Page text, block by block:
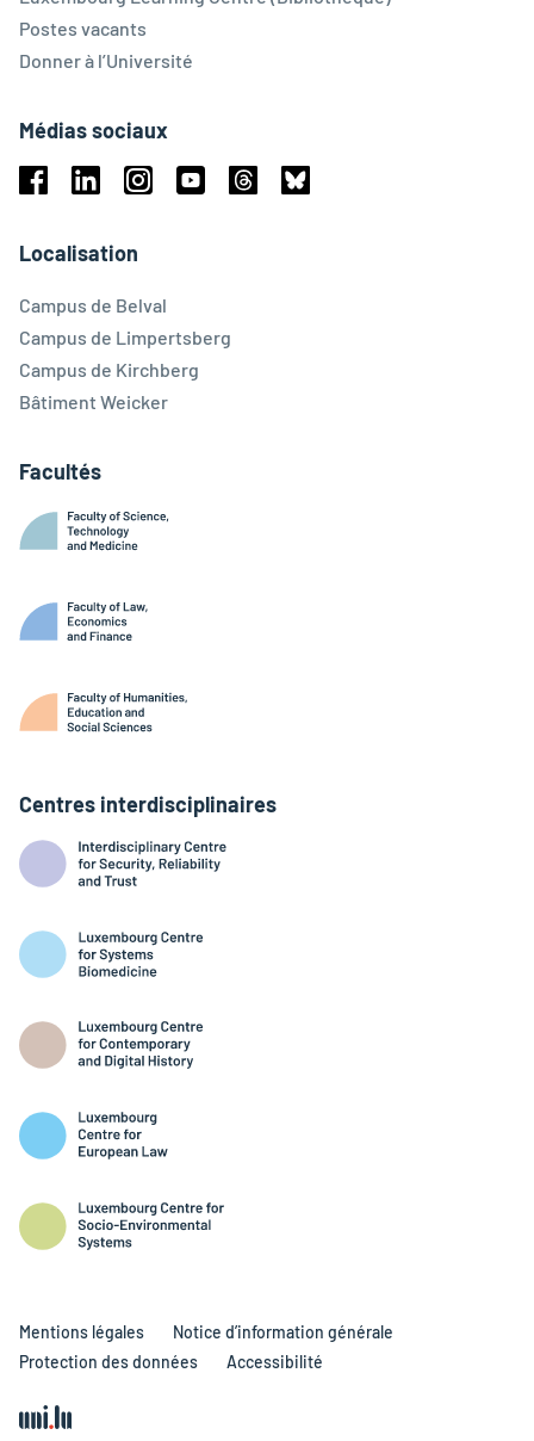
Postes vacants
Donner à l’Université
Médias sociaux
Localisation
Campus de Belval
Campus de Limpertsberg
Campus de Kirchberg
Bâtiment Weicker
Facultés
Centres interdisciplinaires
Mentions légales
Notice d’information générale
Protection des données
Accessibilité